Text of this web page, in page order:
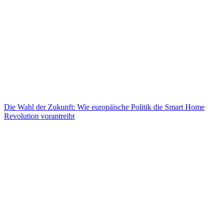
Die Wahl der Zukunft: Wie europäische Politik die Smart Home
Revolution vorantreibt